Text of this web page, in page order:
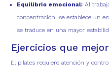
Equilibrio emocional: Al
concentración, se establece un
se traduce en una mayor
Ejercicios que
El pilates requiere atención y